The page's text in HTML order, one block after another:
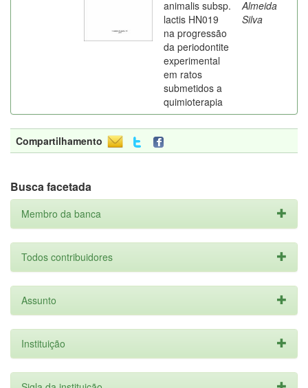
animalis subsp.
lactis HN019
na progressão
da periodontite
experimental
em ratos
submetidos a
quimioterapia
Almeida
Silva
Compartilhamento
Busca facetada
Membro da banca
Todos contribuidores
Assunto
Instituição